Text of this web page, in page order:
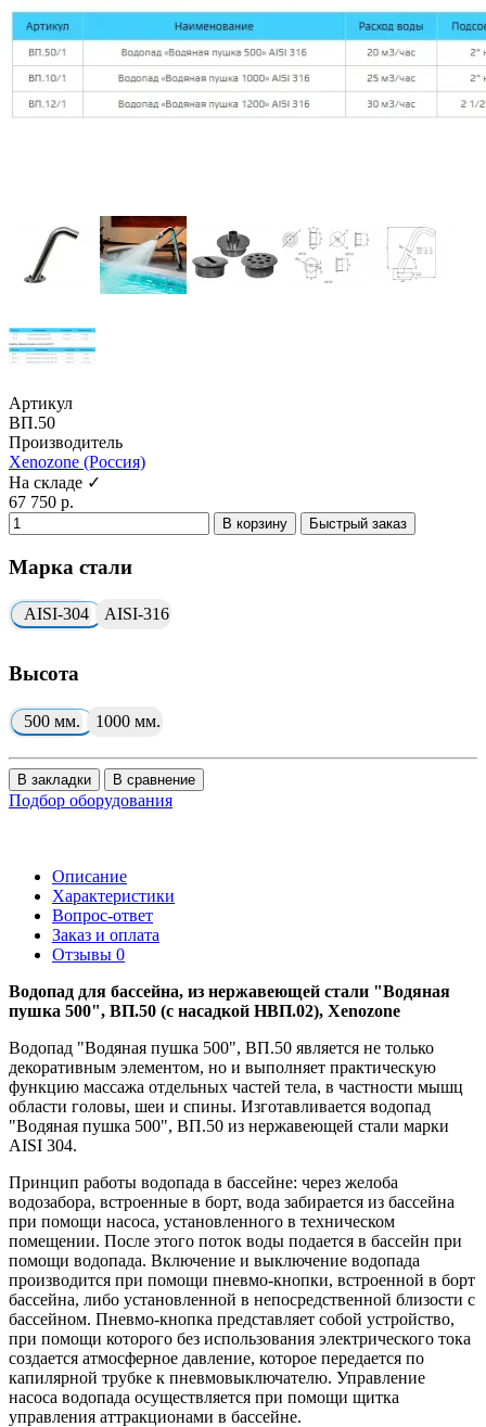
Артикул
ВП.50
Производитель
Xenozone (Россия)
На складе ✓
67 750 р.
В корзину Быстрый заказ
Марка стали
AISI-304 AISI-316
Высота
500 мм. 1000 мм.
В закладки В сравнение
Подбор оборудования
Описание
Характеристики
Вопрос-ответ
Заказ и оплата
Отзывы 0
Водопад для бассейна, из нержавеющей стали "Водяная
пушка 500", ВП.50 (с насадкой НВП.02), Xenozone
Водопад "Водяная пушка 500", ВП.50 является не только
декоративным элементом, но и выполняет практическую
функцию массажа отдельных частей тела, в частности мышц
области головы, шеи и спины. Изготавливается водопад
"Водяная пушка 500", ВП.50 из нержавеющей стали марки
AISI 304.
Принцип работы водопада в бассейне: через желоба
водозабора, встроенные в борт, вода забирается из бассейна
при помощи насоса, установленного в техническом
помещении. После этого поток воды подается в бассейн при
помощи водопада. Включение и выключение водопада
производится при помощи пневмо-кнопки, встроенной в борт
бассейна, либо установленной в непосредственной близости с
бассейном. Пневмо-кнопка представляет собой устройство,
при помощи которого без использования электрического тока
создается атмосферное давление, которое передается по
капилярной трубке к пневмовыключателю. Управление
насоса водопада осуществляется при помощи щитка
управления аттракционами в бассейне.